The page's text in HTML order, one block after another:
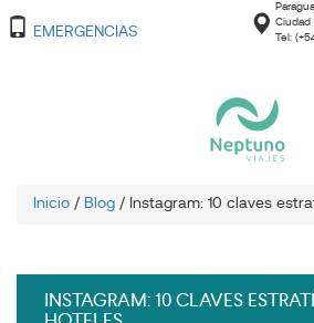
EMERGENCIAS
Ciudad
Tel:
Inicio / Blog / Instagram: 10 claves
INSTAGRAM: 10 CLAVES